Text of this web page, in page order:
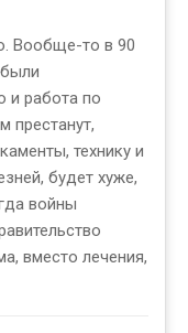
Вообще-то в 90
и работа по
престанут,
технику и
будет хуже,
войны
вместо лечения,